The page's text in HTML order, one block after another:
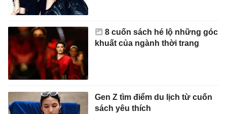
8 cuốn sách hé lộ những góc
khuất của ngành thời trang
Gen Z tìm điểm du lịch từ cuốn
sách yêu thích